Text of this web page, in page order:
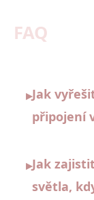
FAQ
▸Jak
připojení
▸Jak
světla,